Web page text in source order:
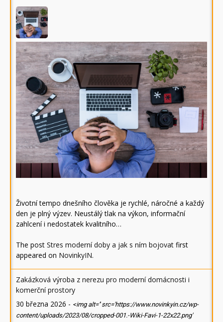
Životní tempo dnešního člověka je rychlé, náročné a každý
den je plný výzev. Neustálý tlak na výkon, informační
zahlcení i nedostatek kvalitního…
The post Stres moderní doby a jak s ním bojovat first
appeared on NovinkyIN.
Zakázková výroba z nerezu pro moderní domácnosti i
komerční prostory
30 března 2026 - <img alt='' src='https://www.novinkyin.cz/wp-
content/uploads/2023/08/cropped-001.-Wiki-Favi-1-22x22.png'